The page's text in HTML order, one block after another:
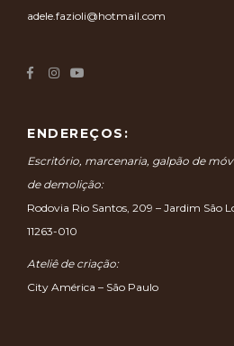
adele.fazioli@hotmail.com
ENDEREÇOS:
Escritório, marcenaria, galpão de
de demolição:
Rodovia Rio Santos, 209 – Jardim São
11263-010
Ateliê de criação:
City América – São Paulo